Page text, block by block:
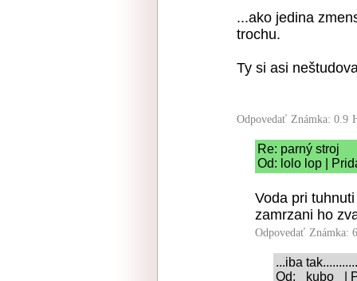
...ako jedina
trochu.
Ty si asi
Odpovedať Známka: 0.9
Re: parný stroj
Od: lolo lop |
Voda pri
zamrzani ho
Odpovedať Známka:
...iba
Od: _kubo_ |